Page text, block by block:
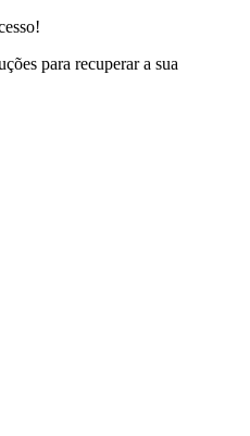
para recuperar a sua